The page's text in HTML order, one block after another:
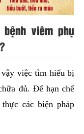
viêm phụ
việc tìm hiểu bị
đủ. Để hạn chế
các biện pháp